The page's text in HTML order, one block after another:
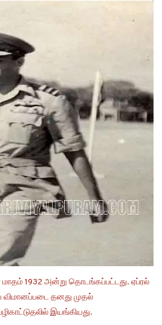
மாதம் 1932 அன்று தொடங்கப்பட்டது. ஏப்ரல்
விமானப்படை தனது முதல்
இயங்கியது.